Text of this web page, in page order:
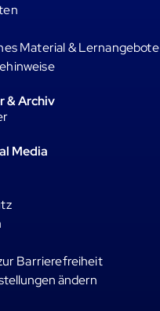
Material & Lernangebote
& Archiv
Media
Barrierefreiheit
ändern